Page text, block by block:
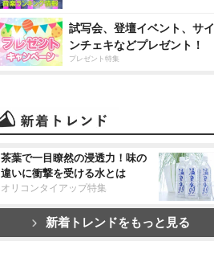
試写会、登壇イベント、サイ
ンチェキなどプレゼント！
プレゼント特集
茶葉で一目瞭然の浸透力！味の
違いに衝撃を受ける水とは
オリコンタイアップ特集
新着トレンドをもっと見る